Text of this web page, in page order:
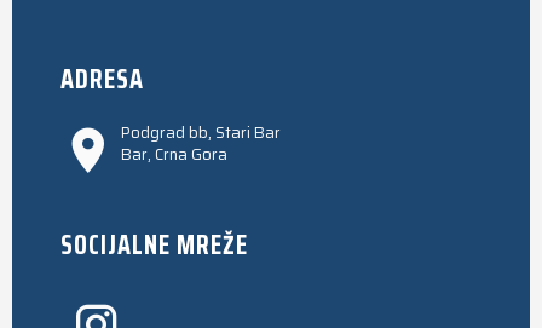
ADRESA
Podgrad bb, Stari Bar
Bar, Crna Gora
SOCIJALNE MREŽE